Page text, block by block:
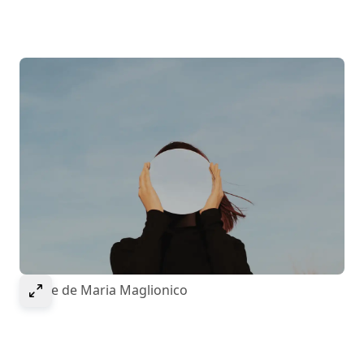
Select to expand image
Image de Maria Maglionico